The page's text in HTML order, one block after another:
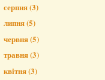
серпня(3)
липня(5)
червня(5)
травня(3)
квітня(3)